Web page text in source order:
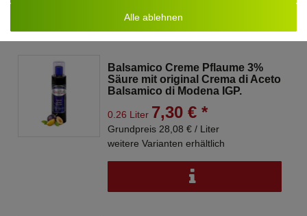
Balsamico Creme Pflaume 3%
Säure mit original Crema di Aceto
Balsamico di Modena IGP.
0.26 Liter 7,30 € *
Grundpreis 28,08 € / Liter
weitere Varianten erhältlich
Alle ablehnen